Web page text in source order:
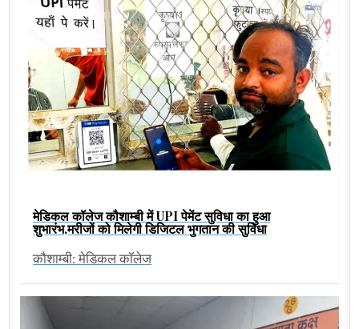
मेडिकल कॉलेज कौशाम्बी में UPI पेमेंट सुविधा का हुआ
शुभारंभ,मरीजों को मिलेगी डिजिटल भुगतान की सुविधा
कौशाम्बी: मेडिकल कॉलेज